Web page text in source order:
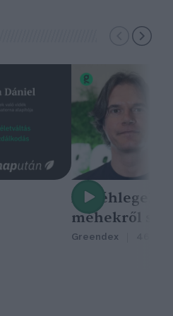
A méhlegelő
méhekről
Greendex